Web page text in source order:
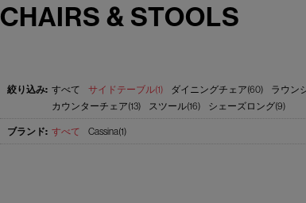
CHAIRS & STOOLS
すべて サイドテーブル(1) ダイニングチェア(60) ラウン
カウンターチェア(13)
スツール(16) シェーズロング(9)
すべて Cassina(1)